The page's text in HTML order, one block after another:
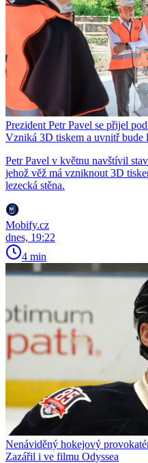
Prezident Petr Pavel se přijel
Vzniká 3D tiskem a uvnitř bude
Petr Pavel v květnu navštívil
jehož věž má vzniknout 3D
lezecká stěna.
Mobify.cz
dnes, 19:22
4 min
Nenáviděný hokejový
Zazářil i ve filmu Odyssea